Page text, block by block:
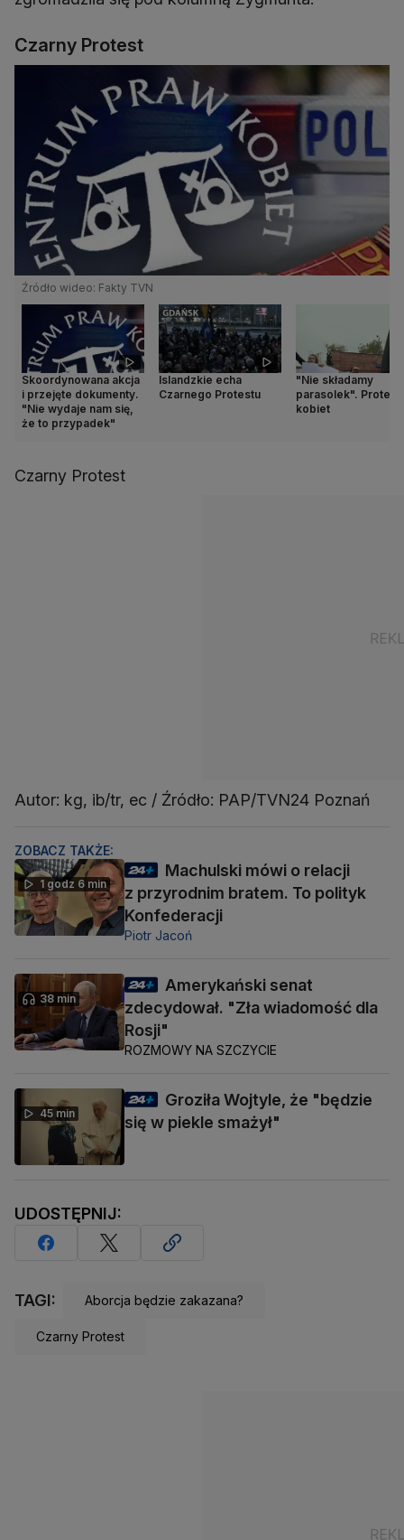
Czarny Protest
Źródło wideo: Fakty TVN
Skoordynowana akcja
i przejęte dokumenty.
"Nie wydaje nam się,
że to przypadek"
Islandzkie echa
Czarnego Protestu
"Nie składamy
parasolek".
kobiet
Czarny Protest
Autor: kg, ib/tr, ec / Źródło: PAP/TVN24 Poznań
ZOBACZ TAKŻE:
1 godz 6 min
Machulski mówi o relacji
z przyrodnim bratem. To polityk
Konfederacji
Piotr Jacoń
38 min
Amerykański senat
zdecydował. "Zła wiadomość dla
Rosji"
ROZMOWY NA SZCZYCIE
45 min
Groziła Wojtyle, że "będzie
się w piekle smażył"
UDOSTĘPNIJ:
TAGI: Aborcja będzie zakazana?
Czarny Protest